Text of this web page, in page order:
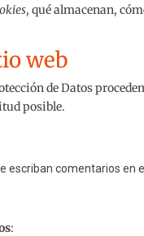
, qué almacenan,
web
de Datos
posible.
escriban comentarios en
: